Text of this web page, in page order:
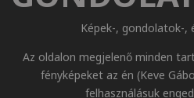
Képek-, gondolatok-,
Az oldalon megjelenő minden
fényképeket az én (Keve
felhasználásuk